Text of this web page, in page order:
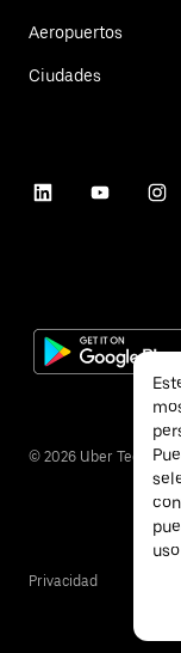
Aeropuertos
Ciudades
© 2026 Uber
Privacidad